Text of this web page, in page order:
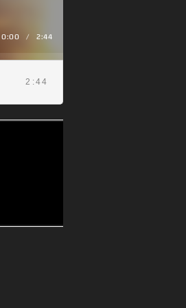
0:00 / 2:44
2:44